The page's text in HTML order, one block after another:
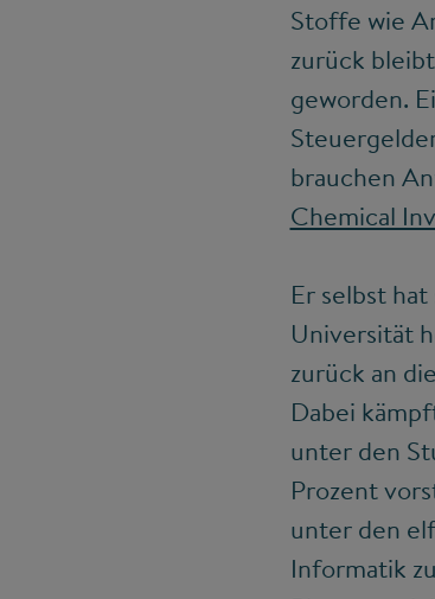
Stoffe wie
zurück
geworden.
brauchen
Chemical
Er selbst
Universität
zurück an
Dabei
unter den
Prozent
unter den
Informatik